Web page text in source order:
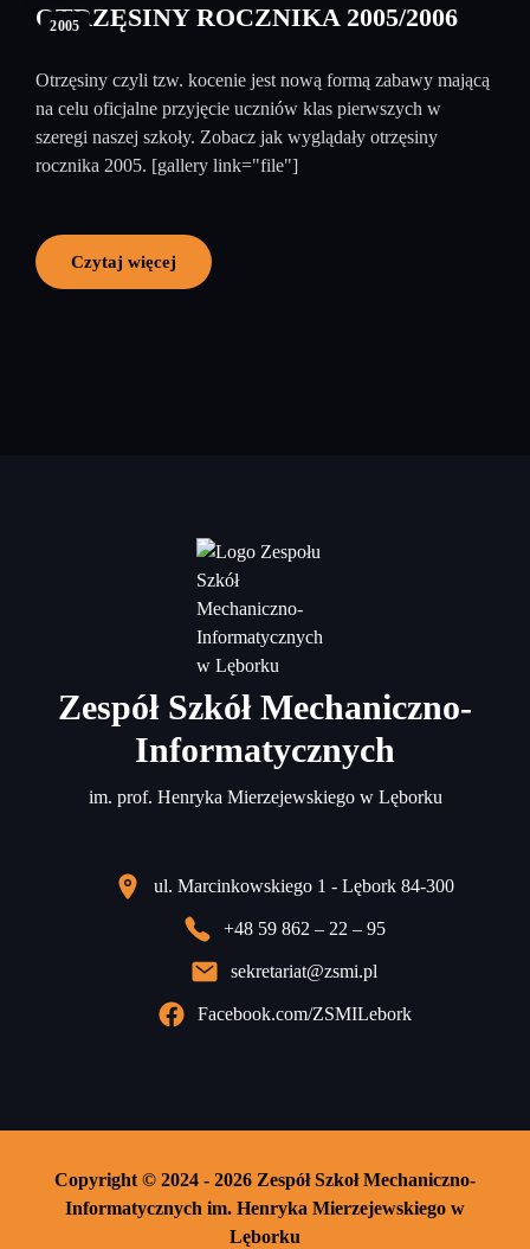
2005
OTRZĘSINY ROCZNIKA 2005/2006
Otrzęsiny czyli tzw. kocenie jest nową formą zabawy mającą
na celu oficjalne przyjęcie uczniów klas pierwszych w
szeregi naszej szkoły. Zobacz jak wyglądały otrzęsiny
rocznika 2005. [gallery link="file"]
Czytaj więcej
Zespół Szkół Mechaniczno-
Informatycznych
im. prof. Henryka Mierzejewskiego w Lęborku
ul. Marcinkowskiego 1 - Lębork 84-300
+48 59 862 – 22 – 95
sekretariat@zsmi.pl
Facebook.com/ZSMILebork
Copyright © 2024 - 2026 Zespół Szkoł Mechaniczno-
Informatycznych im. Henryka Mierzejewskiego w
Lęborku